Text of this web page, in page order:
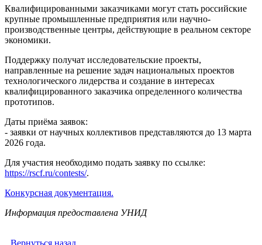
Квалифицированными заказчиками могут стать российские
крупные промышленные предприятия или научно-
производственные центры, действующие в реальном секторе
экономики.
Поддержку получат исследовательские проекты,
направленные на решение задач национальных проектов
технологического лидерства и создание в интересах
квалифицированного заказчика определенного количества
прототипов.
Даты приёма заявок:
- заявки от научных коллективов представляются до 13 марта
2026 года.
Для участия необходимо подать заявку по ссылке:
https://rscf.ru/contests/.
Конкурсная документация.
Информация предоставлена УНИД